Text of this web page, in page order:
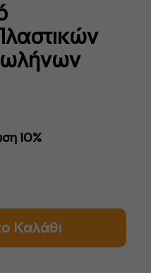
10%
Καλάθι